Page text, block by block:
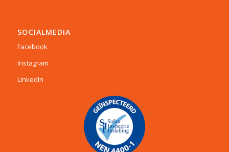
SOCIALMEDIA
Facebook
Instagram
LinkedIn